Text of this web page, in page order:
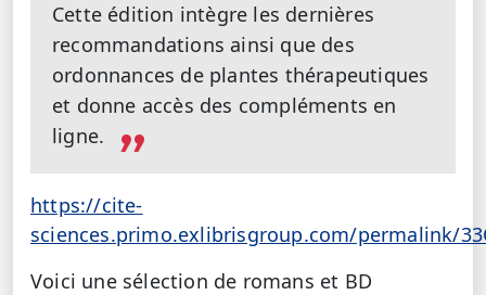
Cette édition intègre les dernières
recommandations ainsi que des
ordonnances de plantes thérapeutiques
et donne accès des compléments en
ligne.
https://cite-
sciences.primo.exlibrisgroup.com/permalink/
Voici une sélection de romans et BD